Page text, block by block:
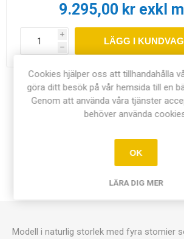
9.295,00 kr exkl
i
h
LÄGG I
Dela:
ÖVERSIKT
KONTAKTA OSS
Modell i naturlig storlek med fyra stomier
Cookies hjälper oss att tillhandahålla
göra ditt besök på vår hemsida till en
Genom att använda våra tjänster
behöver använda
OK
LÄRA DIG MER